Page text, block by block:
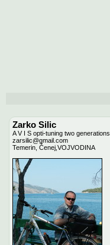
Zarko Silic
A V I S opti-tuning two generations,
zarsilic@gmail.com
Temerin, Čenej,VOJVODINA